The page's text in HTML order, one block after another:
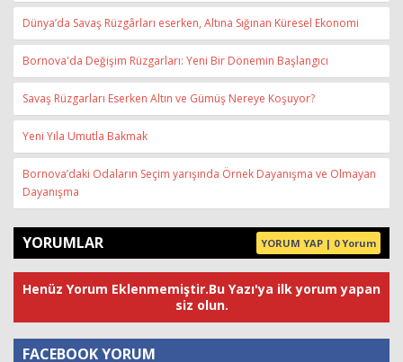
Dünya’da Savaş Rüzgârları eserken, Altına Sığınan Küresel Ekonomi
Bornova'da Değişim Rüzgarları: Yeni Bir Dönemin Başlangıcı
Savaş Rüzgarları Eserken Altın ve Gümüş Nereye Koşuyor?
Yeni Yıla Umutla Bakmak
Bornova’daki Odaların Seçim yarışında Örnek Dayanışma ve Olmayan
Dayanışma
YORUMLAR YORUM YAP | 0 Yorum
Henüz Yorum Eklenmemiştir.Bu Yazı'ya ilk yorum yapan
siz olun.
FACEBOOK YORUM